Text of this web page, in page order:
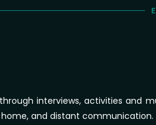
interviews, activities and
and distant communication.